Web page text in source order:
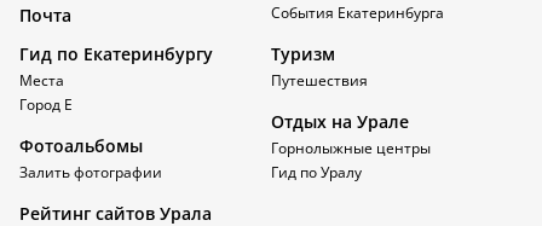
Почта
События Екатеринбурга
Гид по Екатеринбургу
Места
Город Е
Фотоальбомы
Залить фотографии
Туризм
Путешествия
Отдых на Урале
Горнолыжные центры
Гид по Уралу
Рейтинг сайтов Урала